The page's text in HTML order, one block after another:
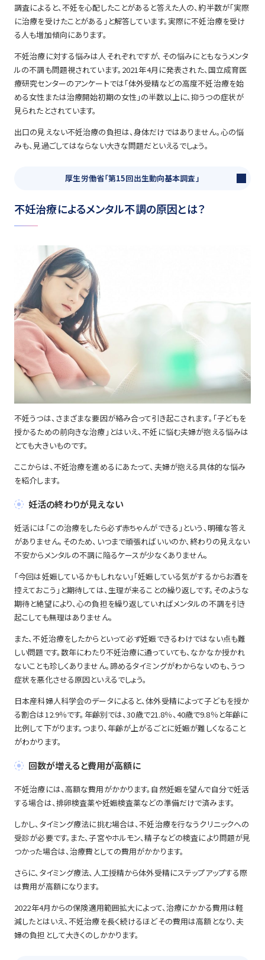
調査によると、不妊を心配したことがあると答えた人の、約半数が「実際
に治療を受けたことがある」と解答しています。実際に不妊治療を受け
る人も増加傾向にあります。
不妊治療に対する悩みは人それぞれですが、その悩みにともなうメンタ
ルの不調も問題視されています。2021年4月に発表された、国立成育医
療研究センターのアンケートでは「体外受精などの高度不妊治療を始
める女性または治療開始初期の女性」の半数以上に、抑うつの症状が
見られたとされています。
出口の見えない不妊治療の負担は、身体だけではありません。心の悩
みも、見過ごしてはならない大きな問題だといえるでしょう。
厚生労働省「第15回出生動向基本調査」
不妊治療によるメンタル不調の原因とは？
不妊うつは、さまざまな要因が絡み合って引き起こされます。「子どもを
授かるための前向きな治療」とはいえ、不妊に悩む夫婦が抱える悩みは
とても大きいものです。
ここからは、不妊治療を進めるにあたって、夫婦が抱える具体的な悩み
を紹介します。
妊活の終わりが見えない
妊活には「この治療をしたら必ず赤ちゃんができる」という、明確な答え
がありません。そのため、いつまで頑張ればいいのか、終わりの見えない
不安からメンタルの不調に陥るケースが少なくありません。
「今回は妊娠しているかもしれない」「妊娠している気がするからお酒を
控えておこう」と期待しては、生理が来ることの繰り返しです。そのような
期待と絶望により、心の負担を繰り返していればメンタルの不調を引き
起こしても無理はありません。
また、不妊治療をしたからといって必ず妊娠できるわけではない点も難
しい問題です。数年にわたり不妊治療に通っていても、なかなか授かれ
ないことも珍しくありません。諦めるタイミングがわからないのも、うつ
症状を悪化させる原因といえるでしょう。
日本産科婦人科学会のデータによると、体外受精によって子どもを授か
る割合は12.9％です。年齢別では、30歳で21.8％、40歳で9.8％と年齢に
比例して下がります。つまり、年齢が上がるごとに妊娠が難しくなること
がわかります。
回数が増えると費用が高額に
不妊治療には、高額な費用がかかります。自然妊娠を望んで自分で妊活
する場合は、排卵検査薬や妊娠検査薬などの準備だけで済みます。
しかし、タイミング療法に挑む場合は、不妊治療を行なうクリニックへの
受診が必要です。また、子宮やホルモン、精子などの検査により問題が見
つかった場合は、治療費としての費用がかかります。
さらに、タイミング療法、人工授精から体外受精にステップアップする際
は費用が高額になります。
2022年4月からの保険適用範囲拡大によって、治療にかかる費用は軽
減したとはいえ、不妊治療を長く続けるほどその費用は高額となり、夫
婦の負担として大きくのしかかります。